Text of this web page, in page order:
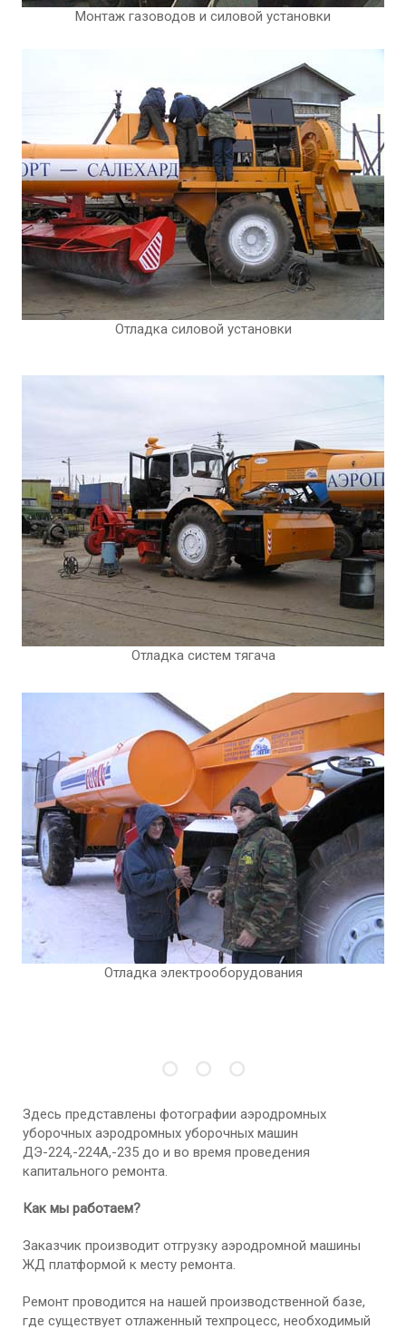
Монтаж газоводов и силовой установки
Отладка силовой установки
Отладка систем тягача
Отладка электрооборудования
Здесь представлены фотографии аэродромных
уборочных аэродромных уборочных машин
ДЭ-224,-224А,-235 до и во время проведения
капитального ремонта.
Как мы работаем?
Заказчик производит отгрузку аэродромной машины
ЖД платформой к месту ремонта.
Ремонт проводится на нашей производственной базе,
где существует отлаженный техпроцесс, необходимый